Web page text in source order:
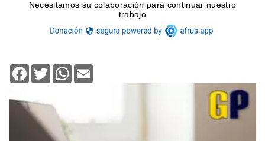
Facebook
TwitterWhatsApp